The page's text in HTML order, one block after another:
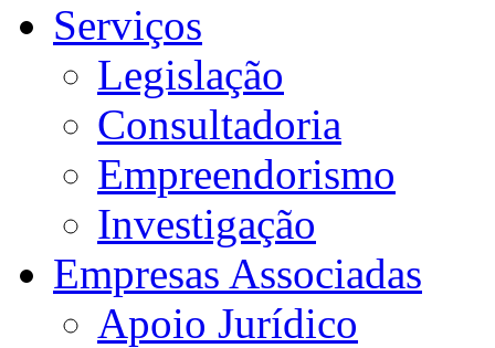
Serviços
Legislação
Consultadoria
Empreendorismo
Investigação
Empresas Associadas
Apoio Jurídico